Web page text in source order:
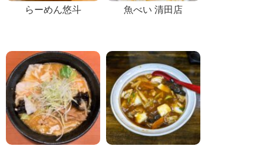
らーめん悠斗 魚べい 清田店